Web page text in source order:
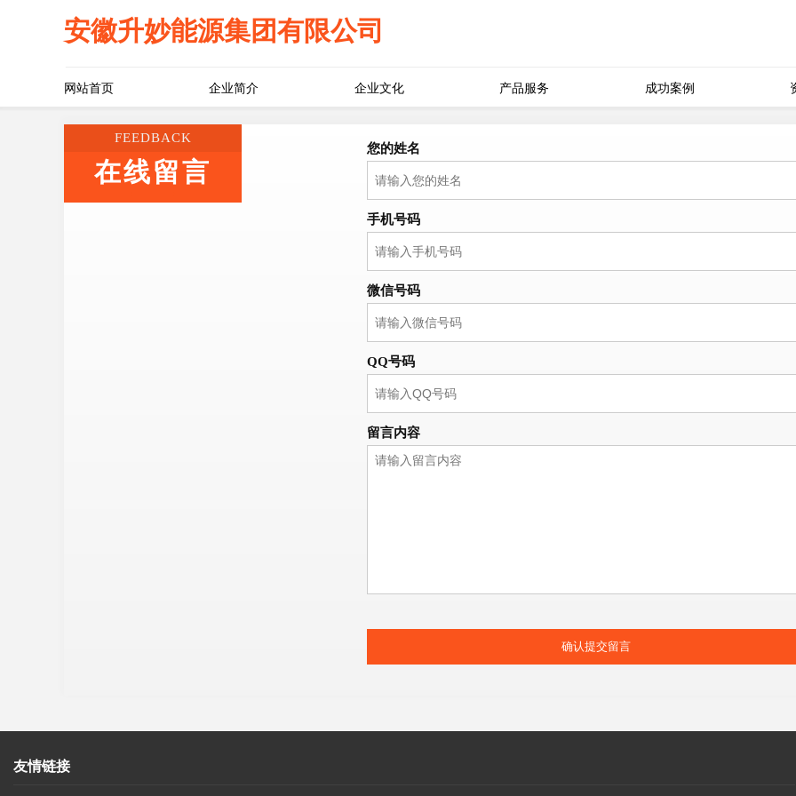
安徽升妙能源集团有限公司
网站首页 企业简介 企业文化 产品服务 成功案例
FEEDBACK
在线留言
您的姓名
手机号码
微信号码
QQ号码
留言内容
确认提交留言
友情链接